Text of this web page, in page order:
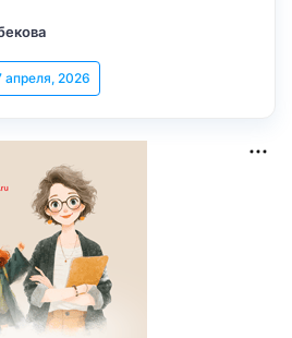
апреля, 2026